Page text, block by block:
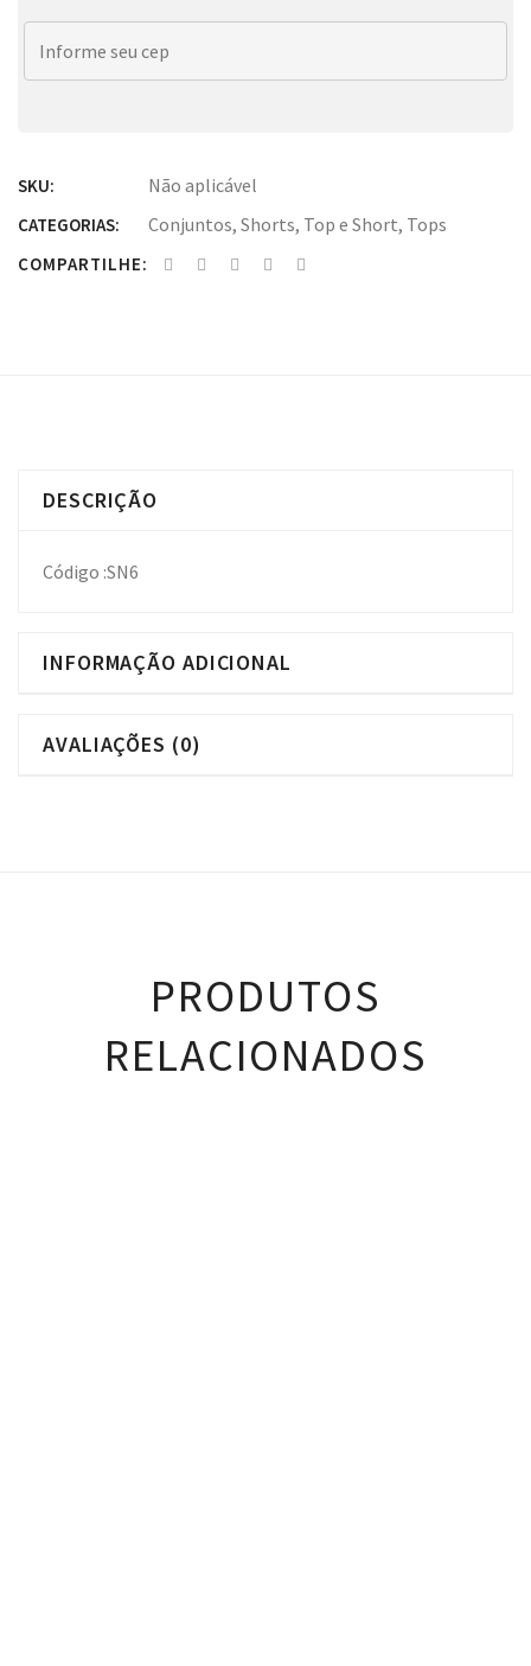
SKU: Não aplicável
CATEGORIAS: Conjuntos, Shorts, Top e Short, Tops
COMPARTILHE:
DESCRIÇÃO
Código :SN6
INFORMAÇÃO ADICIONAL
AVALIAÇÕES (0)
PRODUTOS
RELACIONADOS